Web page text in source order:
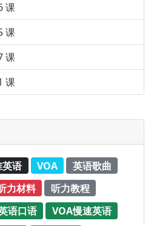
课
课
课
课
语 VOA
英语歌曲
力材料
听力教程
语口语
VOA慢速英语